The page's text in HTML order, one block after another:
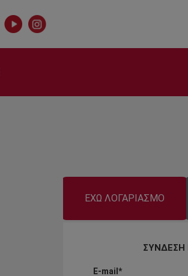
ΕΧΩ ΛΟΓΑΡΙΑΣΜΟ
ΣΥΝΔΕΣΗ
E-mail*